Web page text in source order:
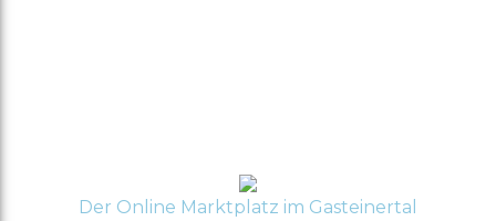
Der Online Marktplatz im Gasteinertal